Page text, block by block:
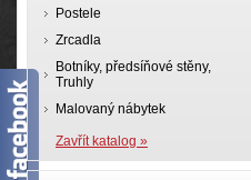
Postele
Zrcadla
Botníky, předsíňové stěny,
Truhly
Malovaný nábytek
Zavřít katalog »